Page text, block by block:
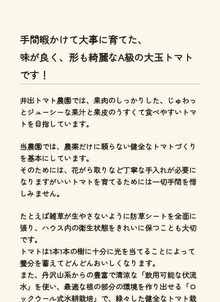
手間暇かけて大事に育てた、
味が良く、形も綺麗なA級の大玉トマト
です！
井出トマト農園では、 果肉のしっかりした、じゅわっ
とジューシーな果汁と果皮のうすくて食べやすいトマ
トを目指しています。
当農園では、 農薬だけに頼らない健全なトマトづくり
を基本にしています。
そのためには、花がら取りなど丁寧な手入れが必要に
なりますがいいトマトを育てるためには一切手間を惜
しみません。
たとえば雑草が生やさないように防草シートを全面に
張り、ハウス内の衛生状態をきれいに保つことも大切
です。
トマトは1本1本の樹に十分に光を当てることによって
養分を蓄えてどんどんおいしくなります。
また、丹沢山系からの豊富で清涼な「飲用可能な伏流
水」を使い、 最適な根の部分の環境を作り出せる「ロ
ックウール式水耕栽培」 で、緑々した健全なトマト栽